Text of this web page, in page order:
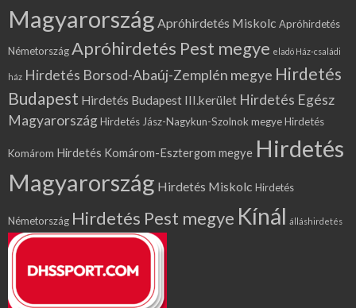
Magyarország Apróhirdetés Miskolc Apróhirdetés
NémetországApróhirdetés Pest megye eladó Ház-családi
ház Hirdetés Borsod-Abaúj-Zemplén megye Hirdetés
Budapest Hirdetés Budapest III.kerület Hirdetés Egész
MagyarországHirdetés Jász-Nagykun-Szolnok megyeHirdetés
Komárom Hirdetés Komárom-Esztergom megye Hirdetés
Magyarország Hirdetés Miskolc Hirdetés
Németország Hirdetés Pest megye Kínál álláshirdetés